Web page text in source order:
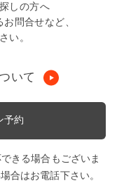
しの方へ
問合せなど、
い。
いて
予約
きる場合もございま
合はお電話下さい。